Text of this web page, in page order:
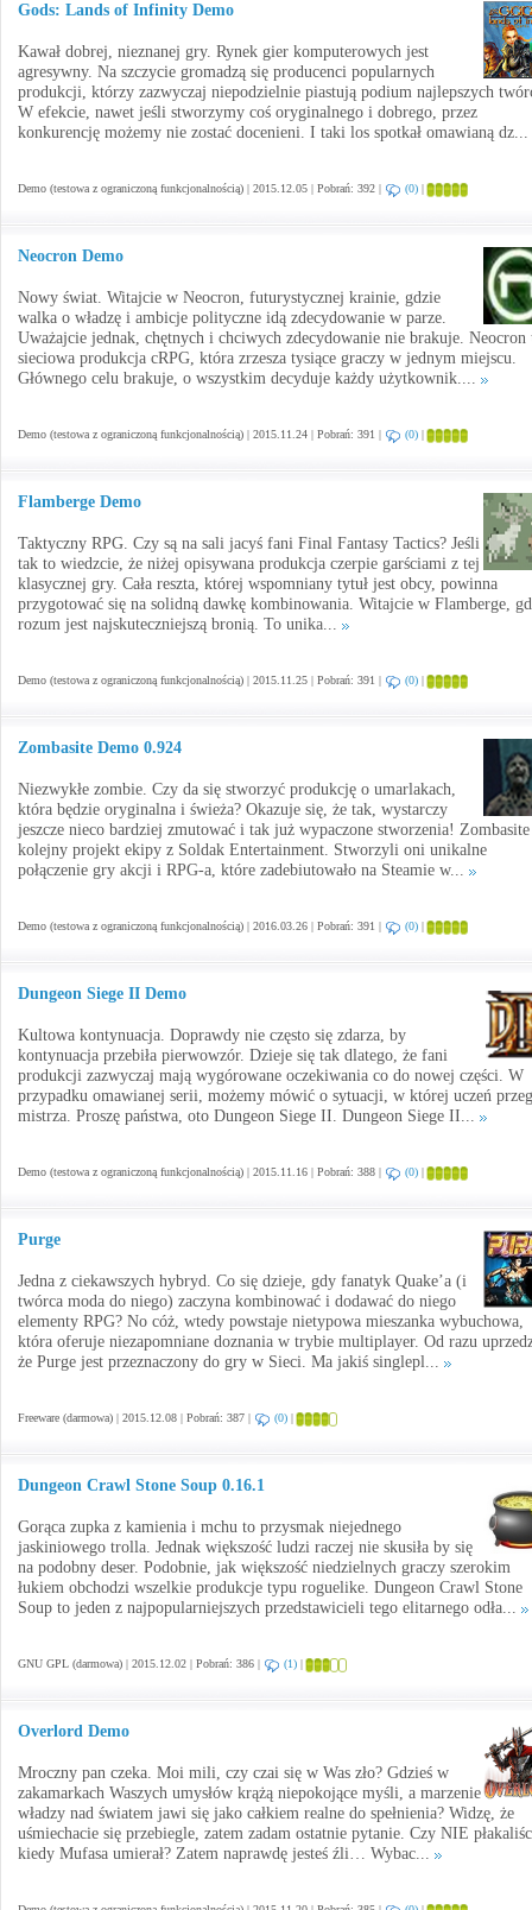
Gods: Lands of Infinity Demo
Kawał dobrej, nieznanej gry. Rynek gier komputerowych jest
agresywny. Na szczycie gromadzą się producenci popularnych
produkcji, którzy zazwyczaj niepodzielnie piastują podium najlepszych
W efekcie, nawet jeśli stworzymy coś oryginalnego i dobrego, przez
konkurencję możemy nie zostać docenieni. I taki los spotkał omawianą dz...
Demo (testowa z ograniczoną funkcjonalnością) | 2015.12.05 | Pobrań: 392 | (0) |
Neocron Demo
Nowy świat. Witajcie w Neocron, futurystycznej krainie, gdzie
walka o władzę i ambicje polityczne idą zdecydowanie w parze.
Uważajcie jednak, chętnych i chciwych zdecydowanie nie brakuje. Neocron
sieciowa produkcja cRPG, która zrzesza tysiące graczy w jednym miejscu.
Głównego celu brakuje, o wszystkim decyduje każdy użytkownik....
Demo (testowa z ograniczoną funkcjonalnością) | 2015.11.24 | Pobrań: 391 | (0) |
Flamberge Demo
Taktyczny RPG. Czy są na sali jacyś fani Final Fantasy Tactics? Jeśli
tak to wiedzcie, że niżej opisywana produkcja czerpie garściami z tej
klasycznej gry. Cała reszta, której wspomniany tytuł jest obcy, powinna
przygotować się na solidną dawkę kombinowania. Witajcie w Flamberge,
rozum jest najskuteczniejszą bronią. To unika...
Demo (testowa z ograniczoną funkcjonalnością) | 2015.11.25 | Pobrań: 391 | (0) |
Zombasite Demo 0.924
Niezwykłe zombie. Czy da się stworzyć produkcję o umarlakach,
która będzie oryginalna i świeża? Okazuje się, że tak, wystarczy
jeszcze nieco bardziej zmutować i tak już wypaczone stworzenia!
kolejny projekt ekipy z Soldak Entertainment. Stworzyli oni unikalne
połączenie gry akcji i RPG-a, które zadebiutowało na Steamie w...
Demo (testowa z ograniczoną funkcjonalnością) | 2016.03.26 | Pobrań: 391 | (0) |
Dungeon Siege II Demo
Kultowa kontynuacja. Doprawdy nie często się zdarza, by
kontynuacja przebiła pierwowzór. Dzieje się tak dlatego, że fani
produkcji zazwyczaj mają wygórowane oczekiwania co do nowej części. W
przypadku omawianej serii, możemy mówić o sytuacji, w której uczeń
mistrza. Proszę państwa, oto Dungeon Siege II. Dungeon Siege II...
Demo (testowa z ograniczoną funkcjonalnością) | 2015.11.16 | Pobrań: 388 | (0) |
Purge
Jedna z ciekawszych hybryd. Co się dzieje, gdy fanatyk Quake’a (i
twórca moda do niego) zaczyna kombinować i dodawać do niego
elementy RPG? No cóż, wtedy powstaje nietypowa mieszanka wybuchowa,
która oferuje niezapomniane doznania w trybie multiplayer. Od razu
że Purge jest przeznaczony do gry w Sieci. Ma jakiś singlepl...
Freeware (darmowa) | 2015.12.08 | Pobrań: 387 | (0) |
Dungeon Crawl Stone Soup 0.16.1
Gorąca zupka z kamienia i mchu to przysmak niejednego
jaskiniowego trolla. Jednak większość ludzi raczej nie skusiła by się
na podobny deser. Podobnie, jak większość niedzielnych graczy szerokim
łukiem obchodzi wszelkie produkcje typu roguelike. Dungeon Crawl Stone
Soup to jeden z najpopularniejszych przedstawicieli tego elitarnego odła...
GNU GPL (darmowa) | 2015.12.02 | Pobrań: 386 | (1) |
Overlord Demo
Mroczny pan czeka. Moi mili, czy czai się w Was zło? Gdzieś w
zakamarkach Waszych umysłów krążą niepokojące myśli, a marzenie
władzy nad światem jawi się jako całkiem realne do spełnienia? Widzę, że
uśmiechacie się przebiegle, zatem zadam ostatnie pytanie. Czy NIE
kiedy Mufasa umierał? Zatem naprawdę jesteś źli… Wybac...